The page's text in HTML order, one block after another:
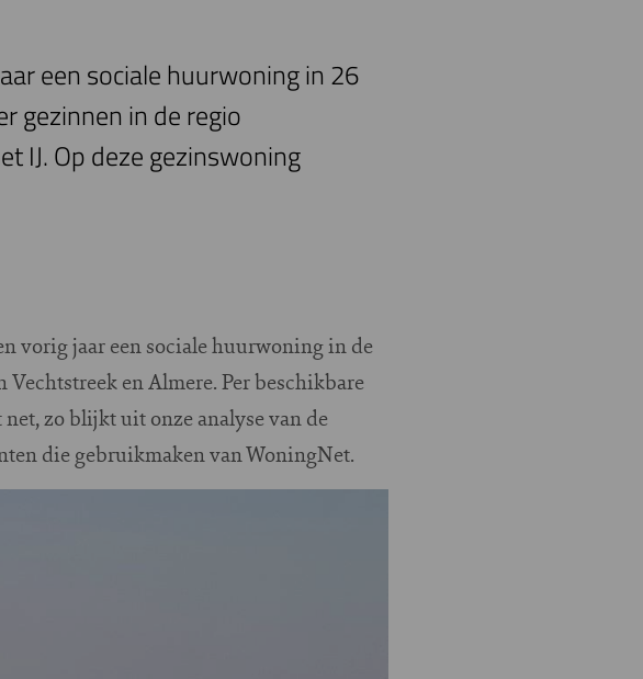
een sociale huurwoning in 26
gezinnen in de regio
IJ. Op deze gezinswoning
vorig jaar een sociale huurwoning in de
en Almere. Per beschikbare
zo blijkt uit onze analyse van de
die gebruikmaken van WoningNet.